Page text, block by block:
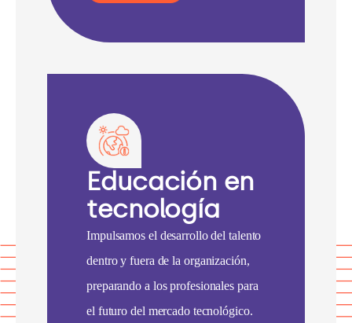
Educación en
tecnología
Impulsamos el desarrollo del talento
dentro y fuera de la organización,
preparando a los profesionales para
el futuro del mercado tecnológico.